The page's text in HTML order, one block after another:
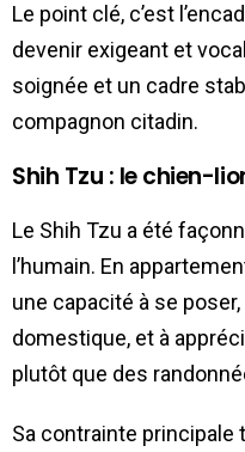
Le point clé, c’est
devenir exigeant et
soignée et un cadre
compagnon citadin.
Shih Tzu : le chien-
Le Shih Tzu a été
l’humain. En
une capacité à se
domestique, et à
plutôt que des
Sa contrainte principale